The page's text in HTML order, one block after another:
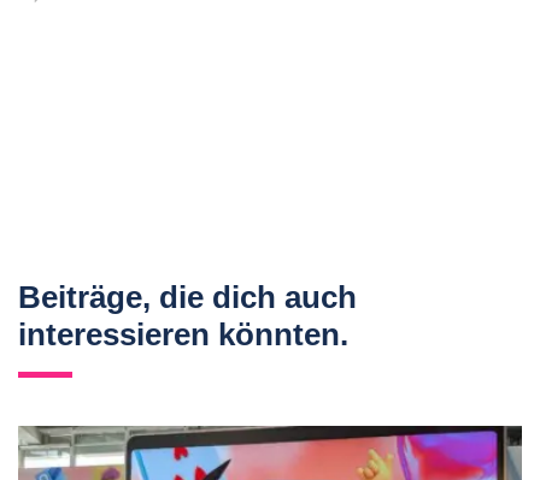
Beiträge, die dich auch
interessieren könnten.